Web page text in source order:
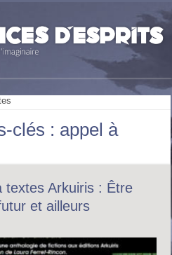
clés : appel à
textes Arkuiris : Être
et ailleurs